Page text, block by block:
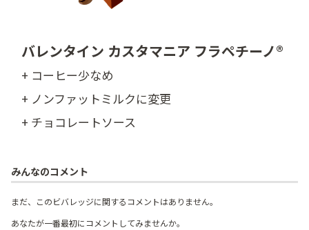
バレンタイン カスタマニア フラペチーノ®
+ コーヒー少なめ
+ ノンファットミルクに変更
+ チョコレートソース
みんなのコメント
まだ、このビバレッジに関するコメントはありません。
あなたが一番最初にコメントしてみませんか。